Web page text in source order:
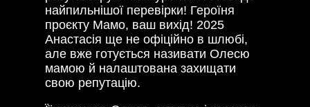
найпильнішої перевірки! Героїня
проєкту Мамо, ваш вихід! 2025
Анастасія ще не офіційно в шлюбі,
але вже готується називати Олесю
мамою й налаштована захищати
свою репутацію.